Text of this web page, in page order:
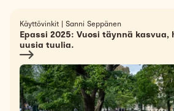
Käyttövinkit | Sanni Seppänen
Epassi 2025: Vuosi täynnä kasvua,
uusia tuulia.